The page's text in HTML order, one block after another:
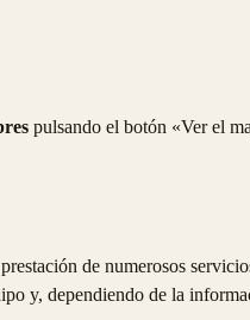
pulsando el botón «Ver el
de numerosos
y, dependiendo de la